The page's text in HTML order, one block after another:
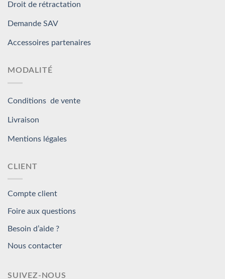
Droit de rétractation
Demande SAV
Accessoires partenaires
MODALITÉ
Conditions de vente
Livraison
Mentions légales
CLIENT
Compte client
Foire aux questions
Besoin d’aide ?
Nous contacter
SUIVEZ-NOUS